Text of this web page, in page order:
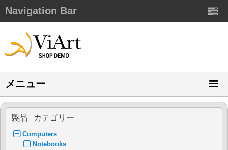
Navigation Bar
メニュー
製品 カテゴリー
Computers
Notebooks